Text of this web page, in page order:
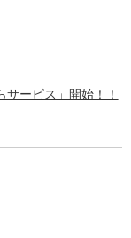
サービス」開始！！